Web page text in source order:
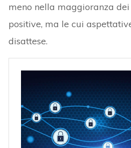
meno nella maggioranza dei
positive, ma le cui
disattese.